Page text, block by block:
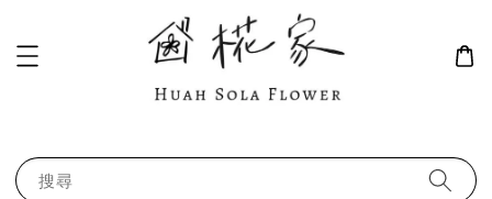
搜尋